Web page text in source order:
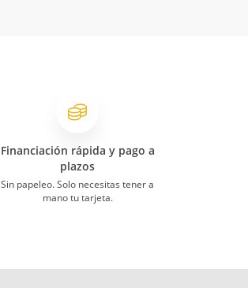
Financiación rápida y pago a
plazos
Sin papeleo. Solo necesitas tener a
mano tu tarjeta.